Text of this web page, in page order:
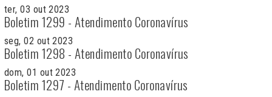
ter, 03 out 2023
Boletim 1299 - Atendimento Coronavírus
seg, 02 out 2023
Boletim 1298 - Atendimento Coronavírus
dom, 01 out 2023
Boletim 1297 - Atendimento Coronavírus